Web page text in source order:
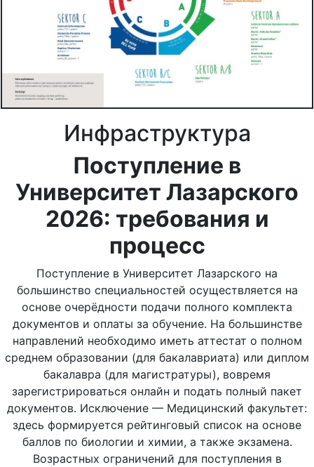
Инфраструктура
Поступление в
Университет Лазарского
2026: требования и
процесс
Поступление в Университет Лазарского на
большинство специальностей осуществляется на
основе очерёдности подачи полного комплекта
документов и оплаты за обучение. На большинстве
направлений необходимо иметь аттестат о полном
среднем образовании (для бакалавриата) или диплом
бакалавра (для магистратуры), вовремя
зарегистрироваться онлайн и подать полный пакет
документов. Исключение — Медицинский факультет:
здесь формируется рейтинговый список на основе
баллов по биологии и химии, а также экзамена.
Возрастных ограничений для поступления в